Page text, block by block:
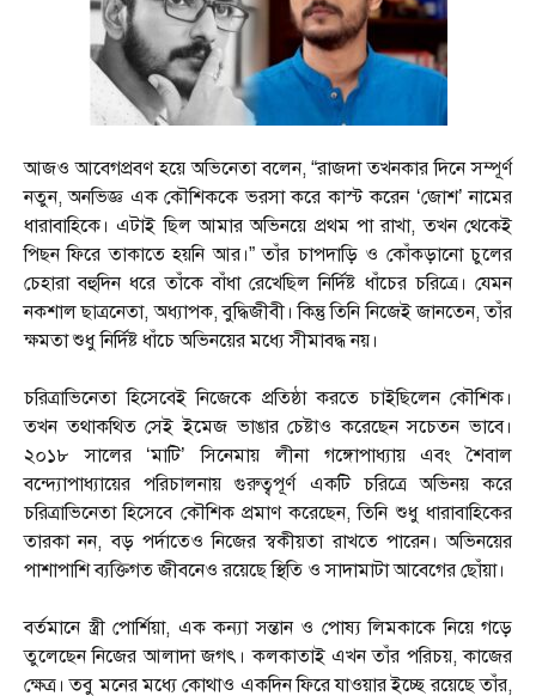
আজও আবেগপ্রবণ হয়ে অভিনেতা বলেন, “রাজদা তখনকার দিনে সম্পূর্ণ
নতুন, অনভিজ্ঞ এক কৌশিককে ভরসা করে কাস্ট করেন ‘জোশ’ নামের
ধারাবাহিকে। এটাই ছিল আমার অভিনয়ে প্রথম পা রাখা, তখন থেকেই
পিছন ফিরে তাকাতে হয়নি আর।” তাঁর চাপদাড়ি ও কোঁকড়ানো চুলের
চেহারা বহুদিন ধরে তাঁকে বাঁধা রেখেছিল নির্দিষ্ট ধাঁচের চরিত্রে। যেমন
নকশাল ছাত্রনেতা, অধ্যাপক, বুদ্ধিজীবী। কিন্তু তিনি নিজেই জানতেন, তাঁর
ক্ষমতা শুধু নির্দিষ্ট ধাঁচে অভিনয়ের মধ্যে সীমাবদ্ধ নয়।
চরিত্রাভিনেতা হিসেবেই নিজেকে প্রতিষ্ঠা করতে চাইছিলেন কৌশিক।
তখন তথাকথিত সেই ইমেজ ভাঙার চেষ্টাও করেছেন সচেতন ভাবে।
২০১৮ সালের ‘মাটি’ সিনেমায় লীনা গঙ্গোপাধ্যায় এবং শৈবাল
বন্দ্যোপাধ্যায়ের পরিচালনায় গুরুত্বপূর্ণ একটি চরিত্রে অভিনয় করে
চরিত্রাভিনেতা হিসেবে কৌশিক প্রমাণ করেছেন, তিনি শুধু ধারাবাহিকের
তারকা নন, বড় পর্দাতেও নিজের স্বকীয়তা রাখতে পারেন। অভিনয়ের
পাশাপাশি ব্যক্তিগত জীবনেও রয়েছে স্থিতি ও সাদামাটা আবেগের ছোঁয়া।
বর্তমানে স্ত্রী পোর্শিয়া, এক কন্যা সন্তান ও পোষ্য লিমকাকে নিয়ে গড়ে
তুলেছেন নিজের আলাদা জগৎ। কলকাতাই এখন তাঁর পরিচয়, কাজের
ক্ষেত্র। তবু মনের মধ্যে কোথাও একদিন ফিরে যাওয়ার ইচ্ছে রয়েছে তাঁর,